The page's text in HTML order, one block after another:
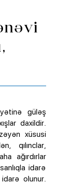
güləş
daxildir.
xüsusi
qılınclar,
ağırdırlar
idarə
olunur.